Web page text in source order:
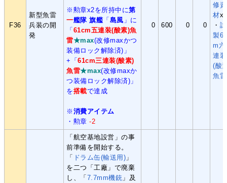
F36
新型魚雷
兵装の開
発
※勲章x2を所持中に第
一艦隊 旗艦「島風 」に
「61cm五連装(酸素)魚
雷★max(改修maxかつ
装備ロック解除済)」
+「61cm三連装(酸素)
魚雷★max(改修maxか
つ装備ロック解除済)」
を搭載で達成
※ 消費アイテム
・勲章-2
0 600 0 0
修資
材x6
・ 試
製
m六
連装
(酸
魚雷
「航空基地設営」の事
前準備を開始する。
「 ドラム缶(輸送用) 」
を二つ「工廠」で廃棄
し、「7.7mm機銃 」及